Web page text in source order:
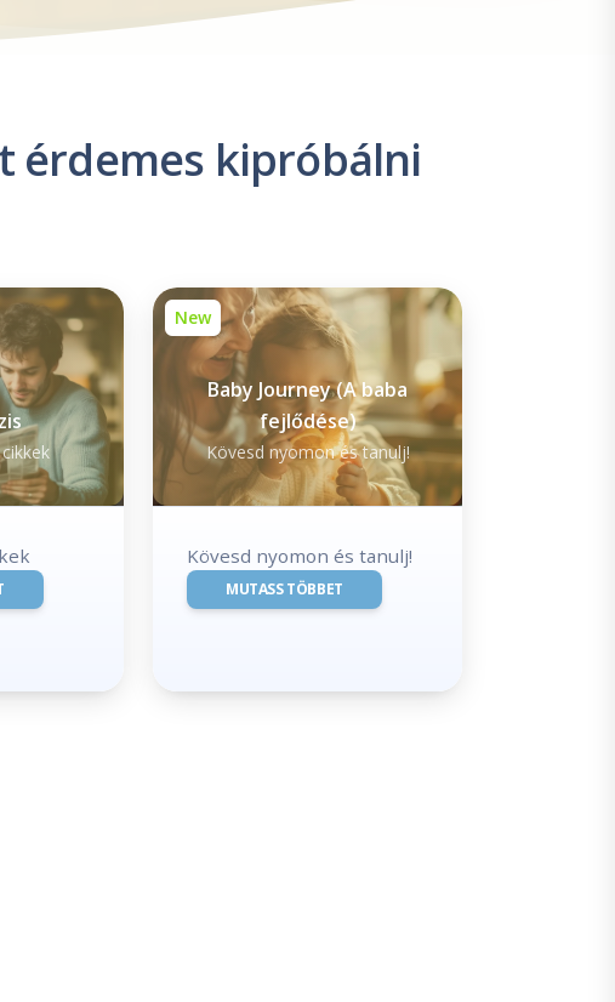
érdemes kipróbálni
New
Baby Journey (A baba
fejlődése)
Kövesd nyomon és tanulj!
Kövesd nyomon és tanulj!
MUTASS TÖBBET